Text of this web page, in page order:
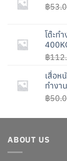
฿
โต๊ะท
฿
เสื่อห
ทำงาน
฿
ABOUT US